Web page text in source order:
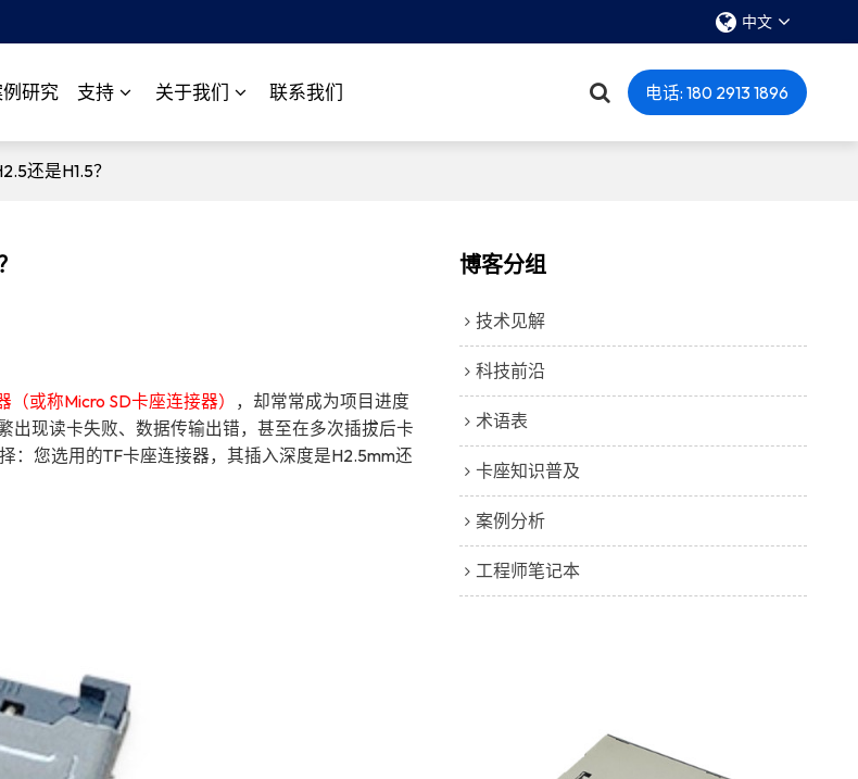
中文
研究 支持 关于我们 联系我们 电话: 180 2913 1896
还是H1.5？
（或称Micro SD卡座连接器）
，却常常成为项目进度
出现读卡失败、数据传输出错，甚至在多次插拔后卡
：您选用的TF卡座连接器，其插入深度是H2.5mm还
博客分组
技术见解
科技前沿
术语表
卡座知识普及
案例分析
工程师笔记本